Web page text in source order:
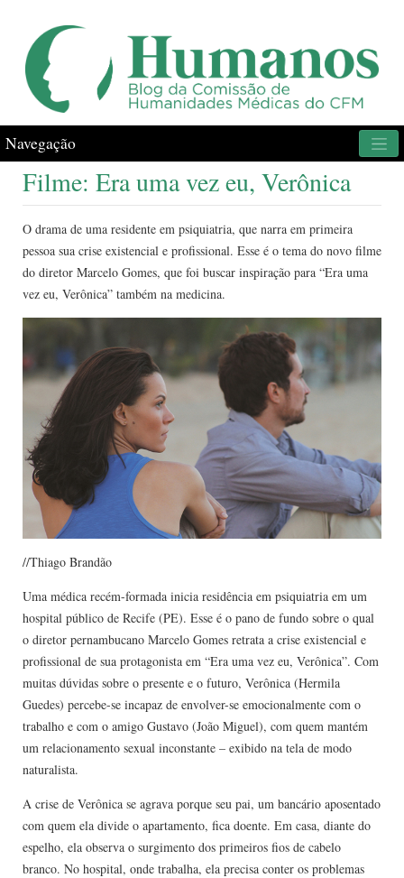
Navegação
Filme: Era uma vez eu, Verônica
O drama de uma residente em psiquiatria, que narra em primeira
pessoa sua crise existencial e profissional. Esse é o tema do novo filme
do diretor Marcelo Gomes, que foi buscar inspiração para “Era uma
vez eu, Verônica” também na medicina.
//Thiago Brandão
Uma médica recém-formada inicia residência em psiquiatria em um
hospital público de Recife (PE). Esse é o pano de fundo sobre o qual
o diretor pernambucano Marcelo Gomes retrata a crise existencial e
profissional de sua protagonista em “Era uma vez eu, Verônica”. Com
muitas dúvidas sobre o presente e o futuro, Verônica (Hermila
Guedes) percebe-se incapaz de envolver-se emocionalmente com o
trabalho e com o amigo Gustavo (João Miguel), com quem mantém
um relacionamento sexual inconstante – exibido na tela de modo
naturalista.
A crise de Verônica se agrava porque seu pai, um bancário aposentado
com quem ela divide o apartamento, fica doente. Em casa, diante do
espelho, ela observa o surgimento dos primeiros fios de cabelo
branco. No hospital, onde trabalha, ela precisa conter os problemas